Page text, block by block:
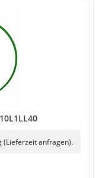
(Lieferzeit anfragen).